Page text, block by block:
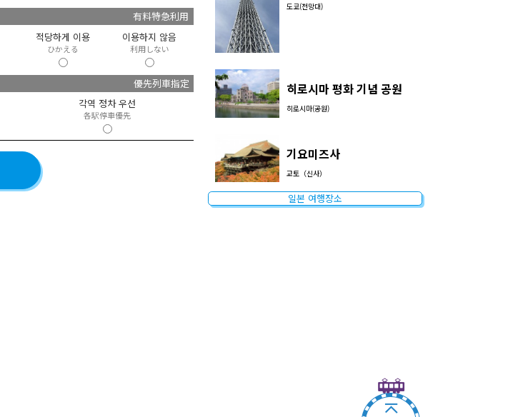
有料特急利用
적당하게 이용
ひかえる
이용하지 않음
利用しない
優先列車指定
각역 정차 우선
各駅停車優先
도쿄(전망대)
히로시마 평화 기념 공원
히로시마(공원)
기요미즈사
교토（신사）
일본 여행장소